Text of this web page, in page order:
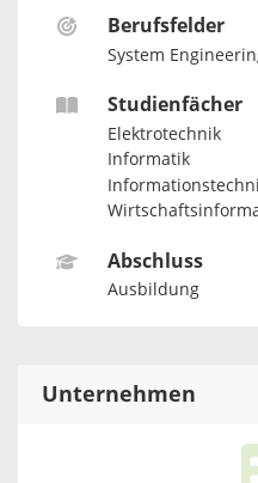
Berufsfelder
System
Studienfächer
Elektrotechnik
Informatik
Abschluss
Ausbildung
Unternehmen